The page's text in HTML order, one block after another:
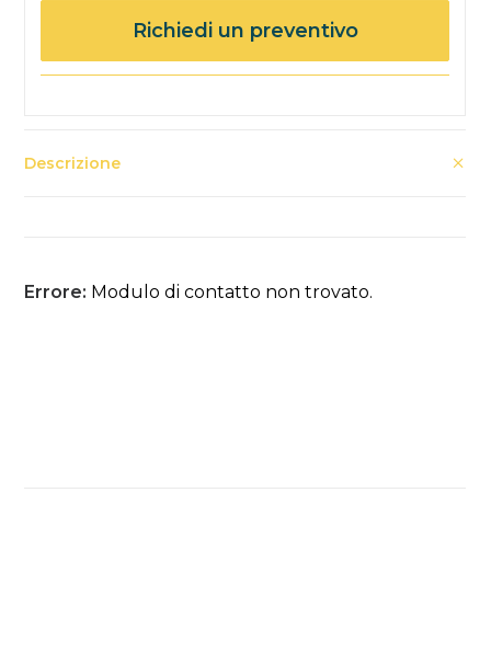
Richiedi un preventivo
Descrizione
Errore: Modulo di contatto non trovato.